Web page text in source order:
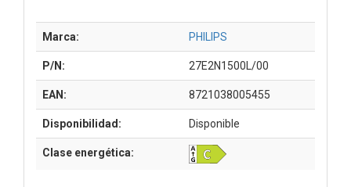
Marca: PHILIPS
P/N: 27E2N1500L/00
EAN: 8721038005455
Disponibilidad: Disponible
Clase energética: